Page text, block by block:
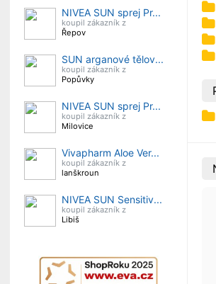
NIVEA SUN sprej Pr...
koupil zákazník z
Řepov
SUN arganové tělov...
koupil zákazník z
Popůvky
NIVEA SUN sprej Pr...
koupil zákazník z
Milovice
Vivapharm Aloe Ver...
koupil zákazník z
lanškroun
NIVEA SUN Sensitiv...
koupil zákazník z
Libiš